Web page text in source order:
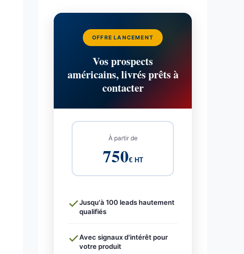
OFFRE LANCEMENT
Vos prospects
américains, livrés prêts à
contacter
À partir de
750€ HT
Jusqu'à 100 leads hautement
qualifiés
Avec signaux d'intérêt pour
votre produit